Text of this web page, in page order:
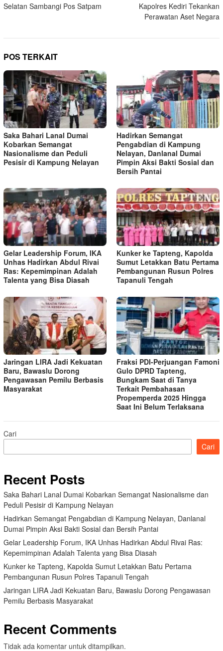
Selatan Sambangi Pos Satpam
Kapolres Kediri Tekankan
Perawatan Aset Negara
POS TERKAIT
Saka Bahari Lanal Dumai
Kobarkan Semangat
Nasionalisme dan Peduli
Pesisir di Kampung Nelayan
Hadirkan Semangat
Pengabdian di Kampung
Nelayan, Danlanal Dumai
Pimpin Aksi Bakti Sosial dan
Bersih Pantai
Gelar Leadership Forum, IKA
Unhas Hadirkan Abdul Rivai
Ras: Kepemimpinan Adalah
Talenta yang Bisa Diasah
Kunker ke Tapteng, Kapolda
Sumut Letakkan Batu Pertama
Pembangunan Rusun Polres
Tapanuli Tengah
Jaringan LIRA Jadi Kekuatan
Baru, Bawaslu Dorong
Pengawasan Pemilu Berbasis
Masyarakat
Fraksi PDI-Perjuangan Famoni
Gulo DPRD Tapteng,
Bungkam Saat di Tanya
Terkait Pembahasan
Propemperda 2025 Hingga
Saat Ini Belum Terlaksana
Cari
Cari
Recent Posts
Saka Bahari Lanal Dumai Kobarkan Semangat Nasionalisme dan
Peduli Pesisir di Kampung Nelayan
Hadirkan Semangat Pengabdian di Kampung Nelayan, Danlanal
Dumai Pimpin Aksi Bakti Sosial dan Bersih Pantai
Gelar Leadership Forum, IKA Unhas Hadirkan Abdul Rivai Ras:
Kepemimpinan Adalah Talenta yang Bisa Diasah
Kunker ke Tapteng, Kapolda Sumut Letakkan Batu Pertama
Pembangunan Rusun Polres Tapanuli Tengah
Jaringan LIRA Jadi Kekuatan Baru, Bawaslu Dorong Pengawasan
Pemilu Berbasis Masyarakat
Recent Comments
Tidak ada komentar untuk ditampilkan.